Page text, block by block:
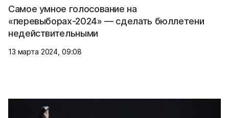
Самое умное голосование на
«перевыборах-2024» — сделать бюллетени
недействительными
13 марта 2024, 09:08